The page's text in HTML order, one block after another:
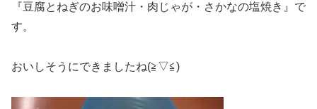
『豆腐とねぎのお味噌汁・肉じゃが・さかなの塩焼き』で
す。
おいしそうにできましたね(≧▽≦)